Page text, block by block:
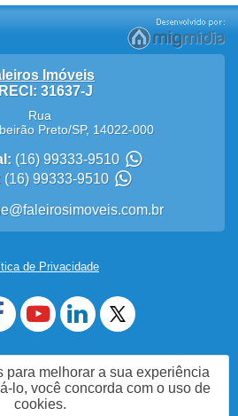
(16)993339510
Imóveis
31637-J
Rua
Preto/SP, 14022-000
(16) 99333-9510
(16) 99333-9510
de Privacidade
para melhorar a sua experiência
lo, você concorda com o uso de
cookies.